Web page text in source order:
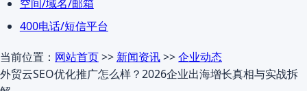
空间/域名/邮箱
400电话/短信平台
当前位置： 网站首页>> 新闻资讯>>企业动态
外贸云SEO优化推广怎么样？2026企业出海增长真相与实战拆